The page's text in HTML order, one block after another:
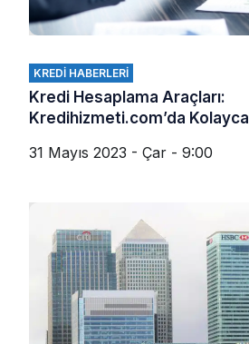
KREDI HABERLERI
Kredi Hesaplama Araçları:
Kredihizmeti.com’da
31 Mayıs 2023 - Çar - 9:00